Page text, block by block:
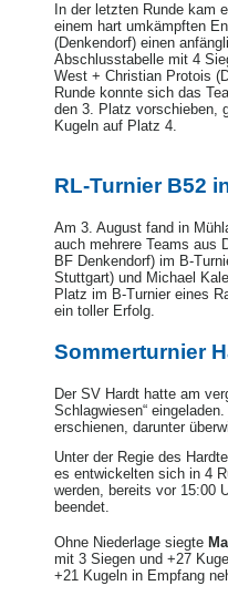
In der letzten Runde kam
einem hart umkämpften
(Denkendorf) einen
Abschlusstabelle mit 4
West + Christian Protois
Runde konnte sich das
den 3. Platz vorschieben,
Kugeln auf Platz 4.
RL-Turnier B52
Am 3. August fand in
auch mehrere Teams aus
BF Denkendorf) im B-
Stuttgart) und Michael
Platz im B-Turnier eines
ein toller Erfolg.
Sommerturnier
Der SV Hardt hatte am
Schlagwiesen“
erschienen, darunter
Unter der Regie des
es entwickelten sich in 4
werden, bereits vor 15:00
beendet.
Ohne Niederlage siegte
mit 3 Siegen und +27
+21 Kugeln in Empfang